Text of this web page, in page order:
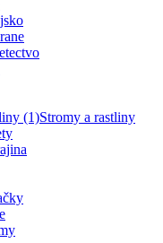
Stromy a rastliny